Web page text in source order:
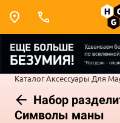
КаталогАксессуары Для
Набор
Символы маны